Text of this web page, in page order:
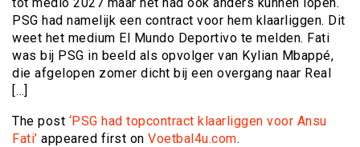
tot medio 2027 maar het had ook anders kunnen lopen.
PSG had namelijk een contract voor hem klaarliggen. Dit
weet het medium El Mundo Deportivo te melden. Fati
was bij PSG in beeld als opvolger van Kylian Mbappé,
die afgelopen zomer dicht bij een overgang naar Real
[…]
The post ‘PSG had topcontract klaarliggen voor Ansu
Fati’ appeared first on Voetbal4u.com.